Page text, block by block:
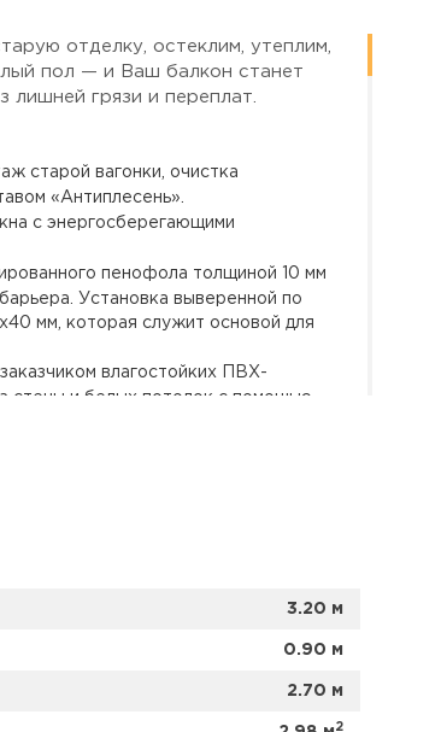
отделку, остеклим, утеплим,
пол — и Ваш балкон станет
грязи и переплат.
старой вагонки, очистка
«Антиплесень».
с энергосберегающими
пенофола толщиной 10 мм
Установка выверенной по
мм, которая служит основой для
влагостойких ПВХ-
стены и белых потолок с помощью
лаг из сухого бруска, монтаж
12 мм. Подключение и укладка
недостатки старых стен, а
пользоваться балконом
3.20 м
0.90 м
2.70 м
2